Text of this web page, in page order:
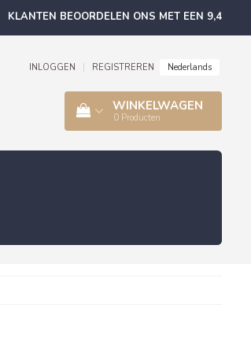
KLANTEN BEOORDELEN ONS MET EEN 9,4
INLOGGEN REGISTREREN Nederlands
WINKELWAGEN
0 Producten